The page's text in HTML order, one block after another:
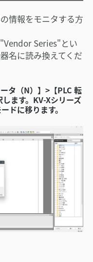
情報をモニタする方
Series"とい
名に読み換えてくだ
タ（N）】>【PLC 転
ます。KV-Xシリーズ
ドに移ります。